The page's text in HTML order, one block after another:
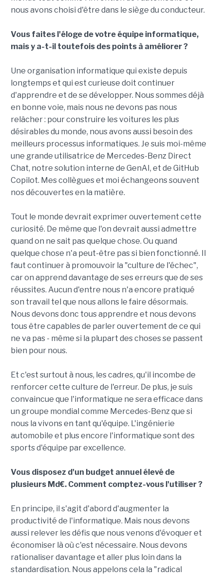
nous avons choisi d'être dans le siège du conducteur.
Vous faites l'éloge de votre équipe informatique,
mais y a-t-il toutefois des points à améliorer ?
Une organisation informatique qui existe depuis
longtemps et qui est curieuse doit continuer
d'apprendre et de se développer. Nous sommes déjà
en bonne voie, mais nous ne devons pas nous
relâcher : pour construire les voitures les plus
désirables du monde, nous avons aussi besoin des
meilleurs processus informatiques. Je suis moi-même
une grande utilisatrice de Mercedes-Benz Direct
Chat, notre solution interne de GenAI, et de GitHub
Copilot. Mes collègues et moi échangeons souvent
nos découvertes en la matière.
Tout le monde devrait exprimer ouvertement cette
curiosité. De même que l'on devrait aussi admettre
quand on ne sait pas quelque chose. Ou quand
quelque chose n'a peut-être pas si bien fonctionné. Il
faut continuer à promouvoir la "culture de l'échec",
car on apprend davantage de ses erreurs que de ses
réussites. Aucun d'entre nous n'a encore pratiqué
son travail tel que nous allons le faire désormais.
Nous devons donc tous apprendre et nous devons
tous être capables de parler ouvertement de ce qui
ne va pas - même si la plupart des choses se passent
bien pour nous.
Et c'est surtout à nous, les cadres, qu'il incombe de
renforcer cette culture de l'erreur. De plus, je suis
convaincue que l'informatique ne sera efficace dans
un groupe mondial comme Mercedes-Benz que si
nous la vivons en tant qu'équipe. L'ingénierie
automobile et plus encore l'informatique sont des
sports d'équipe par excellence.
Vous disposez d'un budget annuel élevé de
plusieurs Md€. Comment comptez-vous l'utiliser ?
En principe, il s'agit d'abord d'augmenter la
productivité de l'informatique. Mais nous devons
aussi relever les défis que nous venons d'évoquer et
économiser là où c'est nécessaire. Nous devons
rationaliser davantage et aller plus loin dans la
standardisation. Nous appelons cela la "radical